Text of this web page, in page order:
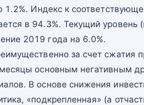
Индекс к
в 94.3%. Текущий уровень
2019 года на 6.0%.
за счет сжатия
основным негативным
В основе снижения
«подкрепленная» (а